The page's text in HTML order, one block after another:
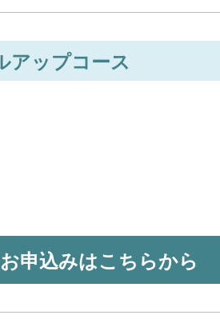
アップコース
申込みはこちらから